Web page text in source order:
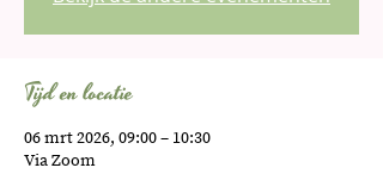
Tijd en locatie
06 mrt 2026, 09:00 – 10:30
Via Zoom